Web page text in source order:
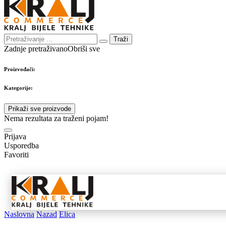
Traži
Zadnje pretraživanoObriši sve
Proizvođači:
Kategorije:
Prikaži sve proizvode
Nema rezultata za traženi pojam!
Prijava
Usporedba
Favoriti
Naslovna Nazad Elica